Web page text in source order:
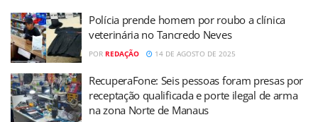
Polícia prende homem por roubo a clínica
veterinária no Tancredo Neves
POR REDAÇÃO 14 DE AGOSTO DE 2025
RecuperaFone: Seis pessoas foram presas por
receptação qualificada e porte ilegal de arma
na zona Norte de Manaus